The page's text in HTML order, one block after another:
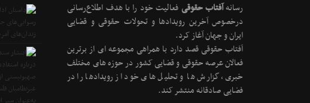
رسانهآفتاب حقوقی فعالیت خود را با هدف اطلاع‌رسانی
درخصوص آخرین رویدادها و تحولات حقوقی و قضایی
ایران و جهان آغاز کرد.
آفتاب حقوقی قصد دارد با همراهی مجموعه ای از برترین
فعالان عرصه حقوقی و قضایی کشور در حوزه های مختلف
خبری، گزارش ها و تحلیل های خود از رویدادها را در
فضایی صادقانه منتشر کند.